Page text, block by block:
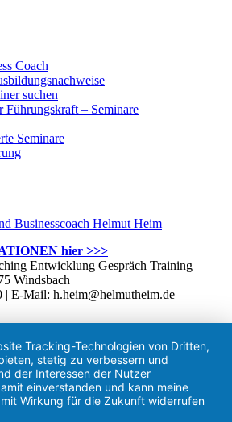
Coach
suchen
Führungskraft – Seminare
Seminare
hier >>>
Entwicklung Gespräch Training
Windsbach
| E-Mail: h.heim@helmutheim.de
Tracking-Technologien von Dritten,
stetig zu verbessern und
der Interessen der Nutzer
einverstanden und kann meine
Wirkung für die Zukunft widerrufen